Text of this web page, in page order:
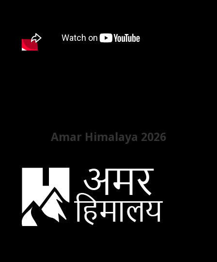
Amar Himalaya 2026